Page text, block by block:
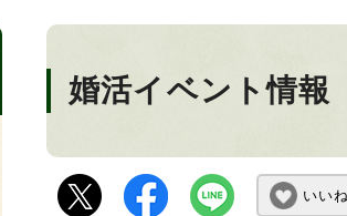
婚活イベント情報
いい